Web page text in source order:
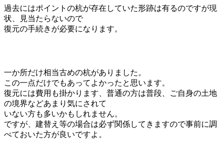
過去にはポイントの杭が存在していた形跡は有るのですが現
状、見当たらないので
復元の手続きが必要になります。
一か所だけ相当古めの杭がありました。
この一点だけでもあってよかったと思います。
復元には費用も掛かります、普通の方は普段、ご自身の土地
の境界などあまり気にされて
いない方も多いかもしれません。
ですが、建替え等の場合は必ず関係してきますので事前に調
べておいた方が良いですよ。